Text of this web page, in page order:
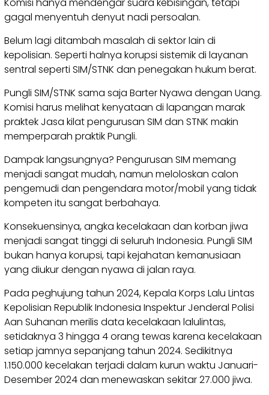
gagal menyentuh denyut nadi persoalan.
Belum lagi ditambah masalah di sektor lain di
kepolisian. Seperti halnya korupsi sistemik di layanan
sentral seperti SIM/STNK dan penegakan hukum berat.
Pungli SIM/STNK sama saja Barter Nyawa dengan Uang.
Komisi harus melihat kenyataan di lapangan marak
praktek Jasa kilat pengurusan SIM dan STNK makin
memperparah praktik Pungli.
Dampak langsungnya? Pengurusan SIM memang
menjadi sangat mudah, namun meloloskan calon
pengemudi dan pengendara motor/mobil yang tidak
kompeten itu sangat berbahaya.
Konsekuensinya, angka kecelakaan dan korban jiwa
menjadi sangat tinggi di seluruh Indonesia. Pungli SIM
bukan hanya korupsi, tapi kejahatan kemanusiaan
yang diukur dengan nyawa di jalan raya.
Pada peghujung tahun 2024, Kepala Korps Lalu Lintas
Kepolisian Republik Indonesia Inspektur Jenderal Polisi
Aan Suhanan merilis data kecelakaan lalulintas,
setidaknya 3 hingga 4 orang tewas karena kecelakaan
setiap jamnya sepanjang tahun 2024. Sedikitnya
1.150.000 kecelakan terjadi dalam kurun waktu Januari-
Desember 2024 dan menewaskan sekitar 27.000 jiwa.